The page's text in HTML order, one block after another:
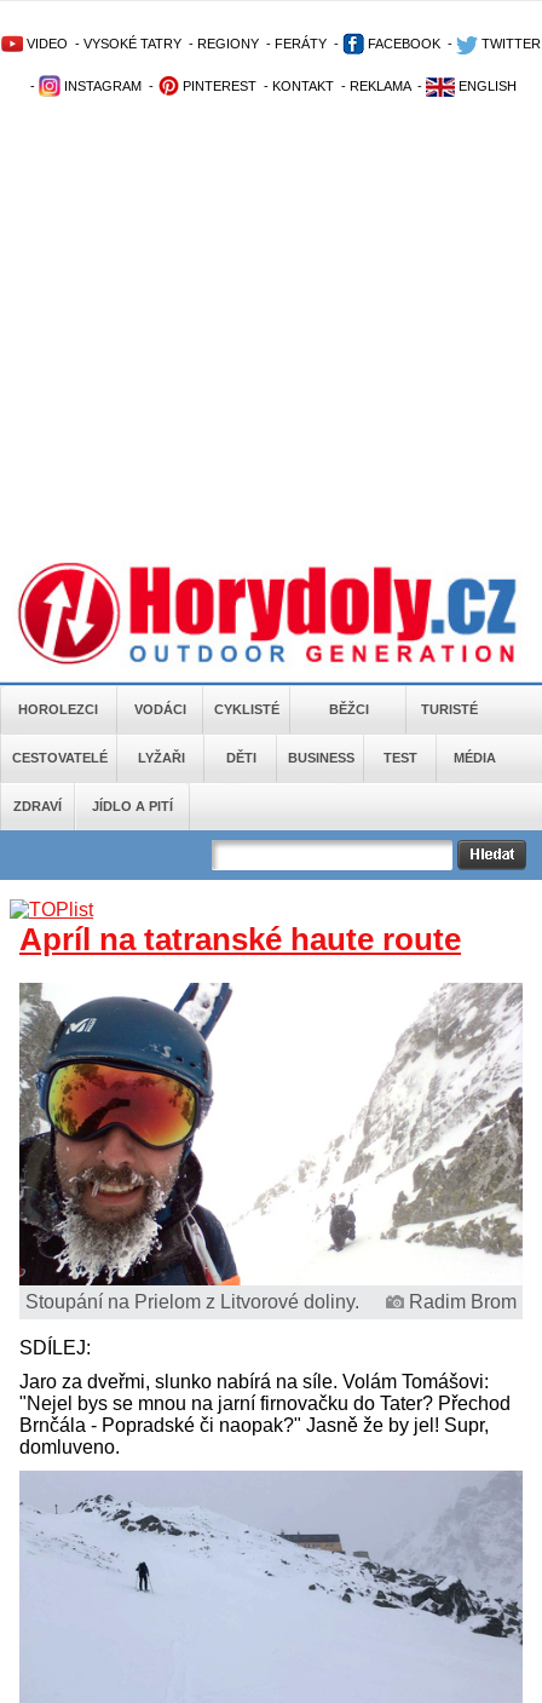
VIDEO - VYSOKÉ TATRY - REGIONY - FERÁTY - FACEBOOK - TWITTER
- INSTAGRAM - PINTEREST - KONTAKT - REKLAMA - ENGLISH
HOROLEZCI VODÁCI CYKLISTÉ BĚŽCI TURISTÉ
CESTOVATELÉ LYŽAŘI DĚTI BUSINESS TEST MÉDIA
ZDRAVÍ JÍDLO A PITÍ
Apríl na tatranské haute route
Stoupání na Prielom z Litvorové doliny. Radim Brom
SDÍLEJ:
Jaro za dveřmi, slunko nabírá na síle. Volám Tomášovi:
"Nejel bys se mnou na jarní firnovačku do Tater? Přechod
Brnčála - Popradské či naopak?" Jasně že by jel! Supr,
domluveno.